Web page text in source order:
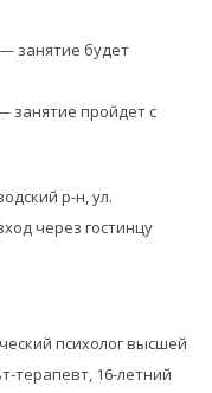
занятие будет
занятие пройдет с
р-н, ул.
через гостинцу
психолог высшей
терапевт, 16-летний